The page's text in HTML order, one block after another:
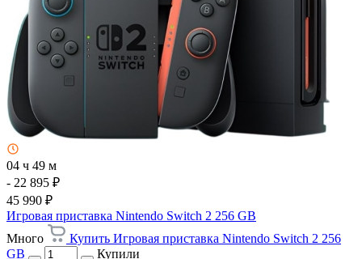
04 ч 49 м
- 22 895 ₽
45 990 ₽
Игровая приставка Nintendo Switch 2 256 GB
Много
Купить Игровая приставка Nintendo Switch 2 256
GB
Купили